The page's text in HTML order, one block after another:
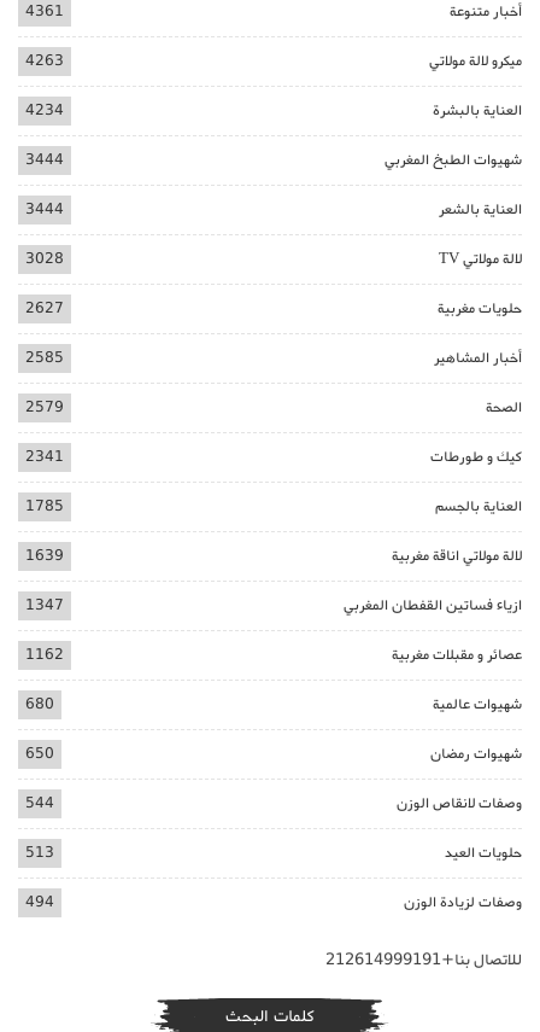
أخبار متنوعة 4361
ميكرو لالة مولاتي 4263
العناية بالبشرة 4234
شهيوات الطبخ المغربي 3444
العناية بالشعر 3444
لالة مولاتي TV 3028
حلويات مغربية 2627
أخبار المشاهير 2585
الصحة 2579
كيك و طورطات 2341
العناية بالجسم 1785
لالة مولاتي اناقة مغربية 1639
ازياء فساتين القفطان المغربي 1347
عصائر و مقبلات مغربية 1162
شهيوات عالمية 680
شهيوات رمضان 650
وصفات لانقاص الوزن 544
حلويات العيد 513
وصفات لزيادة الوزن 494
للاتصال بنا+212614999191
كلمات البحث